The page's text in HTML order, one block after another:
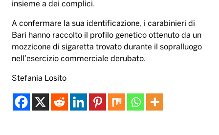
insieme a dei complici.
A confermare la sua identificazione, i carabinieri di
Bari hanno raccolto il profilo genetico ottenuto da un
mozzicone di sigaretta trovato durante il sopralluogo
nell’esercizio commerciale derubato.
Stefania Losito